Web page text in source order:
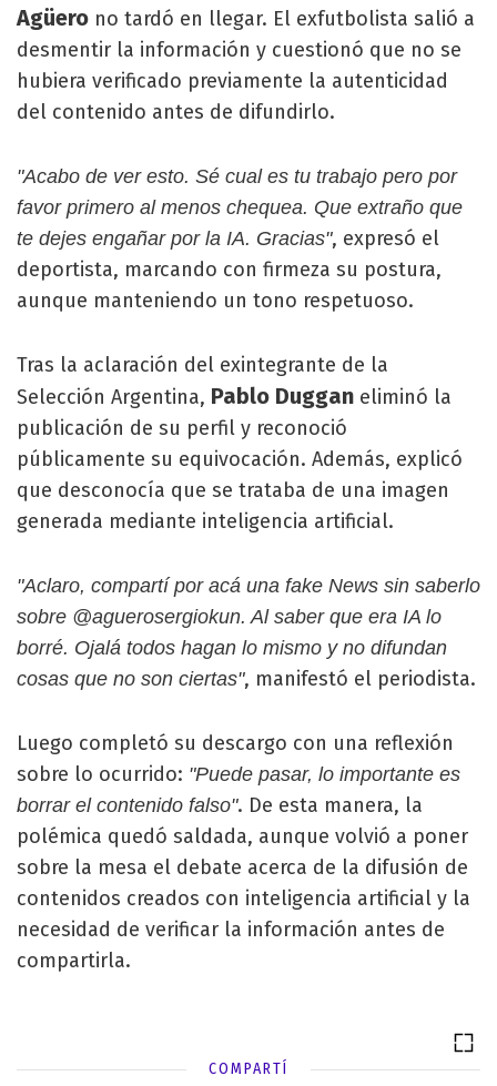
Agüero no tardó en llegar. El exfutbolista salió a
desmentir la información y cuestionó que no se
hubiera verificado previamente la autenticidad
del contenido antes de difundirlo.
"Acabo de ver esto. Sé cual es tu trabajo pero por
favor primero al menos chequea. Que extraño que
te dejes engañar por la IA. Gracias", expresó el
deportista, marcando con firmeza su postura,
aunque manteniendo un tono respetuoso.
Tras la aclaración del exintegrante de la
Selección Argentina, Pablo Duggan eliminó la
publicación de su perfil y reconoció
públicamente su equivocación. Además, explicó
que desconocía que se trataba de una imagen
generada mediante inteligencia artificial.
"Aclaro, compartí por acá una fake News sin saberlo
sobre @aguerosergiokun. Al saber que era IA lo
borré. Ojalá todos hagan lo mismo y no difundan
cosas que no son ciertas", manifestó el periodista.
Luego completó su descargo con una reflexión
sobre lo ocurrido: "Puede pasar, lo importante es
borrar el contenido falso". De esta manera, la
polémica quedó saldada, aunque volvió a poner
sobre la mesa el debate acerca de la difusión de
contenidos creados con inteligencia artificial y la
necesidad de verificar la información antes de
compartirla.
COMPARTÍ